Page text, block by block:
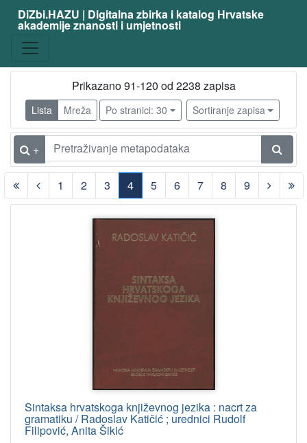
DiZbi.HAZU | Digitalna zbirka i katalog Hrvatske
akademije znanosti i umjetnosti
Prikazano 91-120 od 2238 zapisa
Lista Mreža Po stranici: 30 Sortiranje zapisa
+
1 2 3
4
(current)
5 6 7 8 9
Sintaksa hrvatskoga književnog jezika : nacrt za
gramatiku / Radoslav Katičić ; urednici Rudolf
Filipović, Anita Šikić